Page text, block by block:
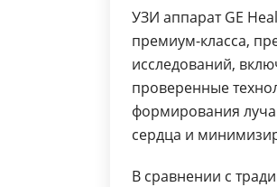
УЗИ аппарат GE
премиум-класса,
исследований,
проверенные
формирования
сердца и
В сравнении с